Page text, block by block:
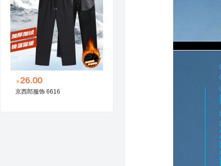
￥ 26.00
京西郎服饰 6616